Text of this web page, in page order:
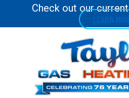
Check out our
LEARN